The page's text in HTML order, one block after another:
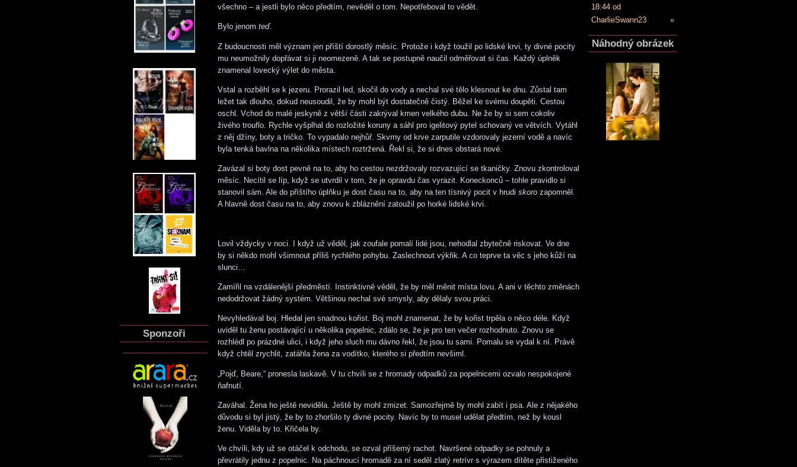
Sponzoři
všechno – a jestli bylo něco předtím, nevěděl o tom. Nepotřeboval to vědět.
Bylo jenom teď.
Z budoucnosti měl význam jen příští dorostlý měsíc. Protože i když toužil po lidské krvi, ty divné pocity
mu neumožnily dopřávat si ji neomezeně. A tak se postupně naučil odměřovat si čas. Každý úplněk
znamenal lovecký výlet do města.
Vstal a rozběhl se k jezeru. Prorazil led, skočil do vody a nechal své tělo klesnout ke dnu. Zůstal tam
ležet tak dlouho, dokud neusoudil, že by mohl být dostatečně čistý. Běžel ke svému doupěti. Cestou
oschl. Vchod do malé jeskyně z větší části zakrýval kmen velkého dubu. Ne že by si sem cokoliv
živého trouflo. Rychle vyšplhal do rozložité koruny a sáhl pro igelitový pytel schovaný ve větvích. Vytáhl
z něj džíny, boty a tričko. To vypadalo nejhůř. Skvrny od krve zarputile vzdorovaly jezerní vodě a navíc
byla tenká bavlna na několika místech roztržená. Řekl si, že si dnes obstará nové.
Zavázal si boty dost pevně na to, aby ho cestou nezdržovaly rozvazující se tkaničky. Znovu zkontroloval
měsíc. Necítil se líp, když se utvrdil v tom, že je opravdu čas vyrazit. Koneckonců – tohle pravidlo si
stanovil sám. Ale do příštího úplňku je dost času na to, aby na ten tísnivý pocit v hrudi skoro zapomněl.
A hlavně dost času na to, aby znovu k zbláznění zatoužil po horké lidské krvi.
Lovil vždycky v noci. I když už věděl, jak zoufale pomalí lidé jsou, nehodlal zbytečně riskovat. Ve dne
by si někdo mohl všimnout příliš rychlého pohybu. Zaslechnout výkřik. A co teprve ta věc s jeho kůží na
slunci…
Zamířil na vzdálenější předměstí. Instinktivně věděl, že by měl měnit místa lovu. A ani v těchto změnách
nedodržovat žádný systém. Většinou nechal své smysly, aby dělaly svou práci.
Nevyhledával boj. Hledal jen snadnou kořist. Boj mohl znamenat, že by kořist trpěla o něco déle. Když
uviděl tu ženu postávající u několika popelnic, zdálo se, že je pro ten večer rozhodnuto. Znovu se
rozhlédl po prázdné ulici, i když jeho sluch mu dávno řekl, že jsou tu sami. Pomalu se vydal k ní. Právě
když chtěl zrychlit, zatáhla žena za vodítko, kterého si předtím nevšiml.
„Pojď, Beare,“ pronesla laskavě. V tu chvíli se z hromady odpadků za popelnicemi ozvalo nespokojené
ňafnutí.
Zaváhal. Žena ho ještě neviděla. Ještě by mohl zmizet. Samozřejmě by mohl zabít i psa. Ale z nějakého
důvodu si byl jistý, že by to zhoršilo ty divné pocity. Navíc by to musel udělat předtím, než by kousl
ženu. Viděla by to. Křičela by.
Ve chvíli, kdy už se otáčel k odchodu, se ozval příšerný rachot. Navršené odpadky se pohnuly a
převrátily jednu z popelnic. Na páchnoucí hromadě za ní seděl zlatý retrívr s výrazem dítěte přistiženého
18:44 od
CharlieSwann23
»
Náhodný obrázek